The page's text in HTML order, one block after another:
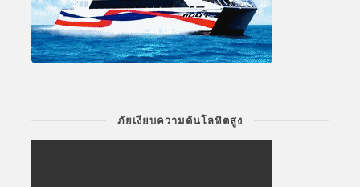
ภัยเงียบความดันโลหิตสูง